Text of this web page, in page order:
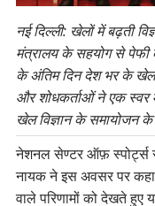
नई दिल्ली: खेलों में बढ़ती
मंत्रालय के सहयोग से पेफी
के अंतिम दिन देश भर के खेल
और शोधकर्ताओं ने एक स्वर
खेल विज्ञान के समायोजन
नेशनल सेण्टर ऑफ़ स्पोर्ट्स
नायक ने इस अवसर पर कहा
वाले परिणामों को देखते हुए